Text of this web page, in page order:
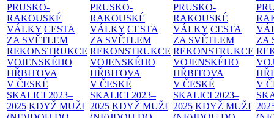
PRUSKO-
RAKOUSKÉ
VÁLKY CESTA
ZA SVĚTLEM
REKONSTRUKCE
VOJENSKÉHO
HŘBITOVA
V ČESKÉ
SKALICI 2023–
2025 KDYŽ MUŽI
PRUSKO-
RAKOUSKÉ
VÁLKY CESTA
ZA SVĚTLEM
REKONSTRUKCE
VOJENSKÉHO
HŘBITOVA
V ČESKÉ
SKALICI 2023–
2025 KDYŽ MUŽI
PRUSKO-
RAKOUSKÉ
VÁLKY CESTA
ZA SVĚTLEM
REKONSTRUKCE
VOJENSKÉHO
HŘBITOVA
V ČESKÉ
SKALICI 2023–
2025 KDYŽ MUŽI
ZA
V